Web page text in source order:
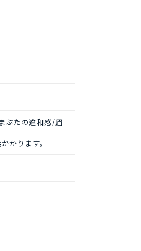
ぶたの違和感/眉
かります。